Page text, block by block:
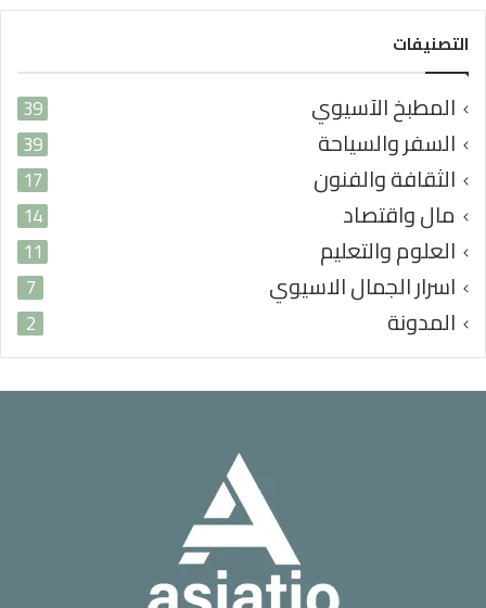
ي
التصنيفات
المطبخ الآسيوي 39
السفر والسياحة 39
الثقافة والفنون 17
مال واقتصاد 14
العلوم والتعليم 11
اسرار الجمال الاسيوي 7
المدونة 2